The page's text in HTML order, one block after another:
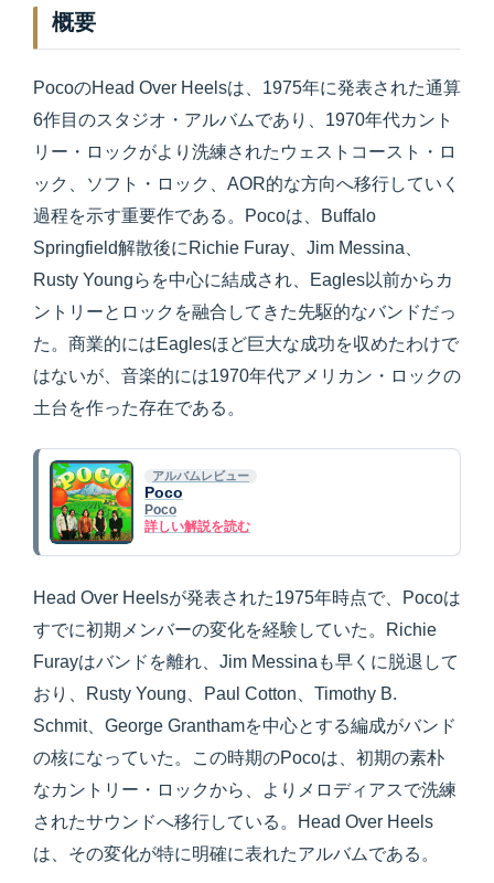
概要
PocoのHead Over Heelsは、1975年に発表された通算
6作目のスタジオ・アルバムであり、1970年代カント
リー・ロックがより洗練されたウェストコースト・ロ
ック、ソフト・ロック、AOR的な方向へ移行していく
過程を示す重要作である。Pocoは、Buffalo
Springfield解散後にRichie Furay、Jim Messina、
Rusty Youngらを中心に結成され、Eagles以前からカ
ントリーとロックを融合してきた先駆的なバンドだっ
た。商業的にはEaglesほど巨大な成功を収めたわけで
はないが、音楽的には1970年代アメリカン・ロックの
土台を作った存在である。
アルバムレビュー
Poco
Poco
詳しい解説を読む
Head Over Heelsが発表された1975年時点で、Pocoは
すでに初期メンバーの変化を経験していた。Richie
Furayはバンドを離れ、Jim Messinaも早くに脱退して
おり、Rusty Young、Paul Cotton、Timothy B.
Schmit、George Granthamを中心とする編成がバンド
の核になっていた。この時期のPocoは、初期の素朴
なカントリー・ロックから、よりメロディアスで洗練
されたサウンドへ移行している。Head Over Heels
は、その変化が特に明確に表れたアルバムである。